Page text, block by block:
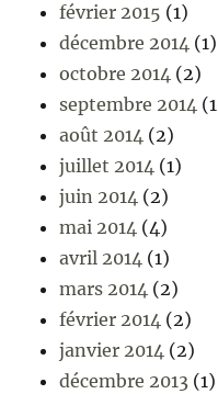
février 2015 (1)
décembre 2014 (1)
octobre 2014 (2)
septembre 2014
août 2014 (2)
juillet 2014 (1)
juin 2014 (2)
mai 2014 (4)
avril 2014 (1)
mars 2014 (2)
février 2014 (2)
janvier 2014 (2)
décembre 2013 (1)